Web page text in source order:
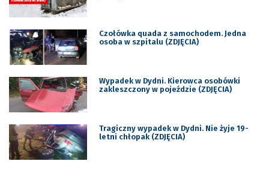
Czołówka quada z samochodem. Jedna
osoba w szpitalu (ZDJĘCIA)
Wypadek w Dydni. Kierowca osobówki
zakleszczony w pojeździe (ZDJĘCIA)
Tragiczny wypadek w Dydni. Nie żyje 19-
letni chłopak (ZDJĘCIA)